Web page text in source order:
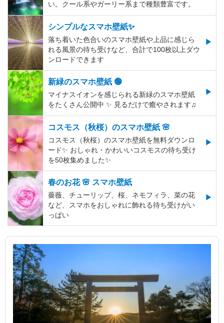
い。クール系やガーリー系まで種類豊富です。
シンプルなスマホ壁紙✨
落ち着いた色合いのスマホ壁紙や上品に感じら
れる風景の待ち受けなど、合計で100枚以上ダウ
ンロードできます
新緑のスマホ壁紙 🟢
マイナスイオンを感じられる新緑のスマホ壁紙
をたくさん公開中 ✨ 見るだけで癒やされます♫
コスモス（秋桜）のスマホ壁紙 🌸
コスモス（秋桜）のスマホ壁紙を無料ダウンロ
ード✨️ おしゃれ・かわいいコスモスの待ち受け
を50枚集めました✨️
春のお花 🌸 スマホ壁紙
薔薇、チューリップ、桜、ネモフィラ、菜の花
など、スマホをおしゃれに飾れる待ち受けがい
っぱい